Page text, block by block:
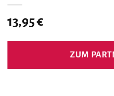
13,95€
ZUM